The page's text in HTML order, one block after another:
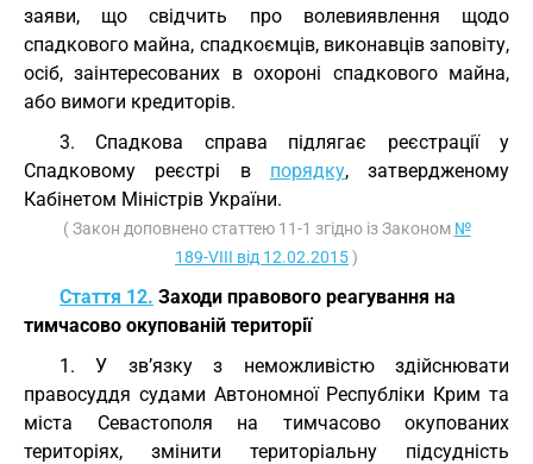
заяви, що свідчить про волевиявлення щодо
спадкового майна, спадкоємців, виконавців заповіту,
осіб, заінтересованих в охороні спадкового майна,
або вимоги кредиторів.
3. Спадкова справа підлягає реєстрації у
Спадковому реєстрі в порядку, затвердженому
Кабінетом Міністрів України.
( Закон доповнено статтею 11-1 згідно із Законом №
189-VIII від 12.02.2015)
Стаття 12. Заходи правового реагування на
тимчасово окупованій території
1. У зв’язку з неможливістю здійснювати
правосуддя судами Автономної Республіки Крим та
міста Севастополя на тимчасово окупованих
територіях, змінити територіальну підсудність